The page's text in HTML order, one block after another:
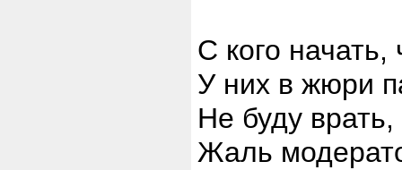
С кого
У них в жюри
Не буду
Жаль